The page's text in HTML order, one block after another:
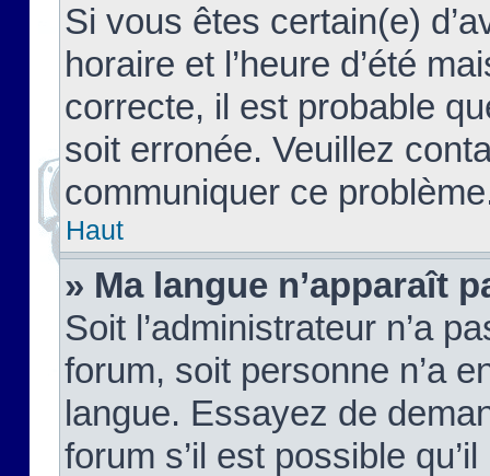
Si vous êtes certain(e)
horaire et l’heure d’été
correcte, il est probable
soit erronée. Veuillez
communiquer ce
Haut
» Ma langue n’apparaît
Soit l’administrateur n’a
forum, soit personne n’a
langue. Essayez de
forum s’il est possible